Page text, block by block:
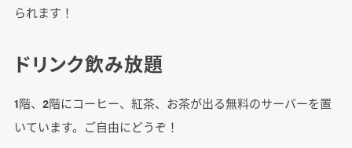
られます！
ドリンク飲み放題
1階、2階にコーヒー、紅茶、お茶が出る無料のサーバーを置
いています。ご自由にどうぞ！